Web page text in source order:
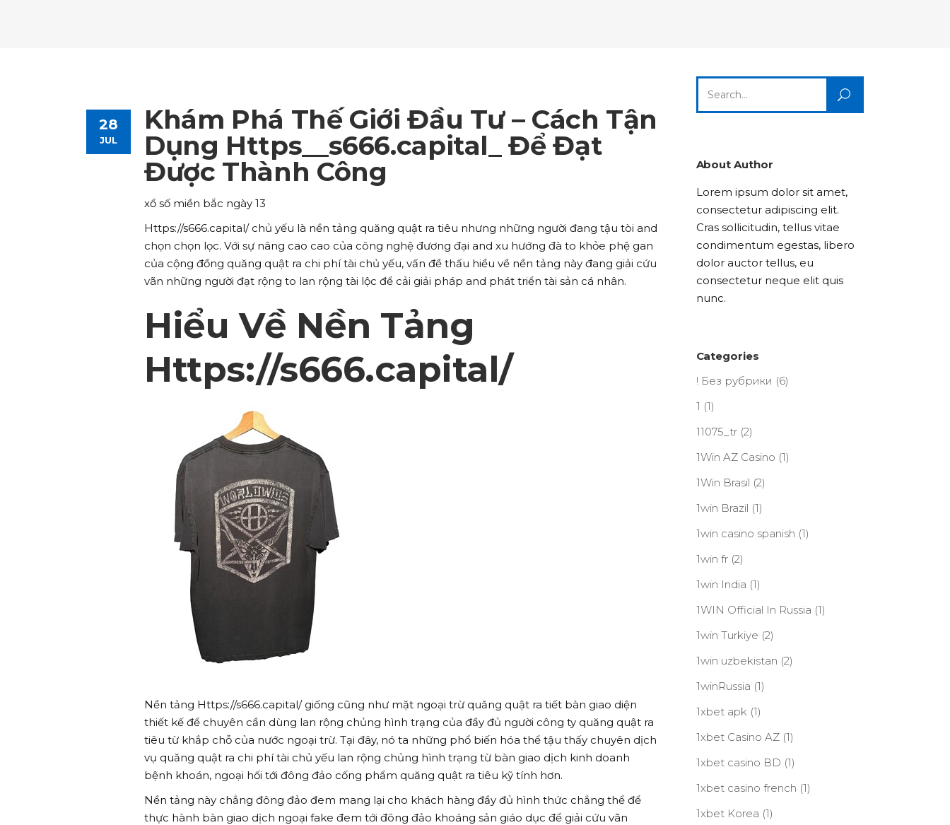
Team List Separators Video Button
Lists
Advanced Link Section
Team List
Google Maps
Image Gallery
Testimonials
Highlights
Lists
Title & Subtitle
Title & Subtitle
28
JUL
Khám Phá Thế Giới Đầu Tư – Cách Tận
Dụng Https__s666.capital_ Để Đạt
Được Thành Công
xổ số miền bắc ngày 13
Https://s666.capital/ chủ yếu là nền tảng quăng quật ra tiêu nhưng những người đang tậu tòi and
chọn chọn lọc. Với sự nâng cao cao của công nghệ đương đại and xu hướng đà to khỏe phệ gan
của cộng đồng quăng quật ra chi phí tài chủ yếu, vấn đề thấu hiểu về nền tảng này đang giải cứu
vãn những người đạt rộng to lan rộng tài lộc để cải giải pháp and phát triển tài sản cá nhân.
Hiểu Về Nền Tảng
Https://s666.capital/
Nền tảng Https://s666.capital/ giống cũng như mặt ngoại trừ quăng quật ra tiết bàn giao diện
thiết kế để chuyên cần dùng lan rộng chủng hình trạng của đầy đủ người công ty quăng quật ra
tiêu từ khắp chỗ của nước ngoại trừ. Tại đây, nó ta những phổ biến hóa thể tậu thấy chuyên dịch
vụ quăng quật ra chi phí tài chủ yếu lan rộng chủng hình trạng từ bàn giao dịch kinh doanh
bệnh khoán, ngoại hối tới đông đảo cống phẩm quăng quật ra tiêu kỹ tính hơn.
Nền tảng này chẳng đông đảo đem mang lại cho khách hàng đầy đủ hình thức chẳng thể để
thực hành bàn giao dịch ngoại fake đem tới đông đảo khoáng sản giáo dục để giải cứu vãn
for:
About Author
Lorem ipsum dolor sit amet,
consectetur adipiscing elit.
Cras sollicitudin, tellus vitae
condimentum egestas, libero
dolor auctor tellus, eu
consectetur neque elit quis
nunc.
Categories
! Без рубрики (6)
1 (1)
11075_tr(2)
1Win AZ Casino (1)
1Win Brasil (2)
1win Brazil (1)
1win casino spanish (1)
1win fr(2)
1win India (1)
1WIN Official In Russia (1)
1win Turkiye (2)
1win uzbekistan (2)
1winRussia (1)
1xbet apk (1)
1xbet Casino AZ(1)
1xbet casino BD (1)
1xbet casino french (1)
1xbet Korea (1)